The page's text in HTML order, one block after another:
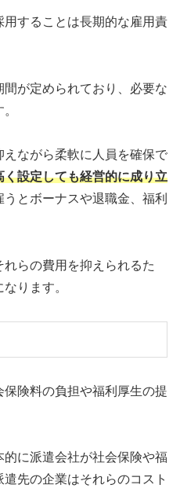
することは長期的な雇用責
が定められており、必要な
ながら柔軟に人員を確保で
く設定しても経営的に成り立
とボーナスや退職金、福利
らの費用を抑えられるた
ります。
険料の負担や福利厚生の提
に派遣会社が社会保険や福
先の企業はそれらのコスト